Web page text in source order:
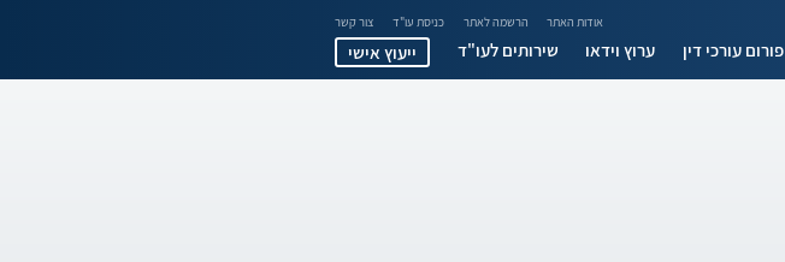
אודות האתר הרשמה לאתר כניסת עו"ד צור קשר
פורום עורכי דין ערוץ וידאו שירותים לעו"ד ייעוץ אישי